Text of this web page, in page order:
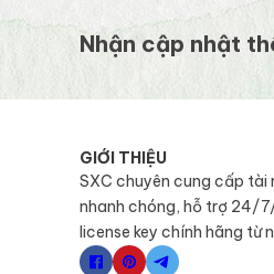
Nhận cập nhật
GIỚI THIỆU
SXC chuyên cung cấp tài
nhanh chóng, hỗ trợ 24/
license key chính hãng từ